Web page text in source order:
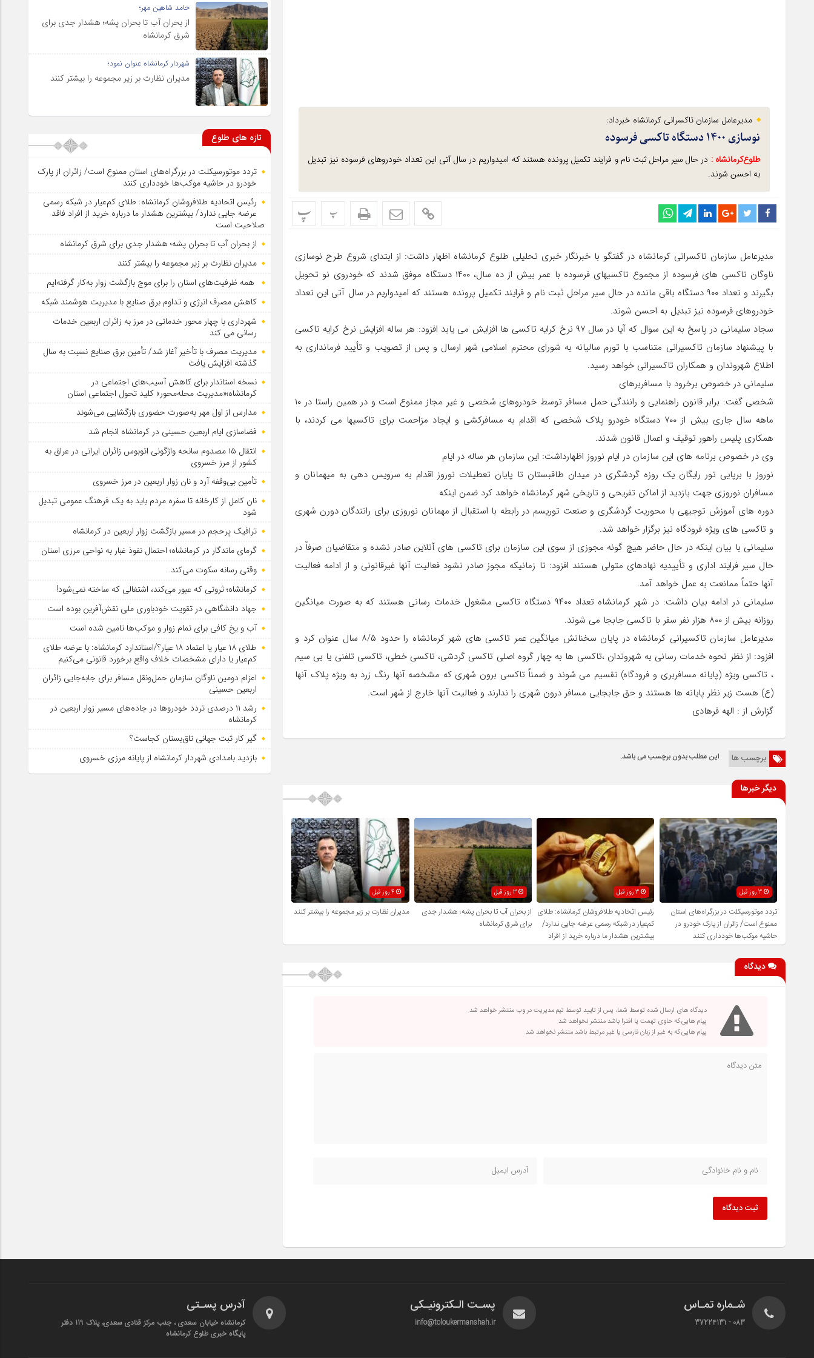
مدیرعامل سازمان تاکسرانی کرمانشاه خبرداد:
نوسازی ۱۴۰۰ دستگاه تاکسی فرسوده
طلوع‌‌کرمانشاه : در حال سیر مراحل ثبت نام و فرایند تکمیل پرونده هستند که امیدواریم در سال آتی این تعداد خودروهای فرسوده نیز تبدیل
به احسن شوند.
پ پ
مدیرعامل سازمان تاکسرانی کرمانشاه در گفتگو با خبرنگار خبری تحلیلی طلوع کرمانشاه اظهار داشت: از ابتدای شروع طرح نوسازی
ناوگان تاکسی های فرسوده از مجموع تاکسیهای فرسوده با عمر بیش از ده سال، ۱۴۰۰ دستگاه موفق شدند که خودروی نو تحویل
بگیرند و تعداد ۹۰۰ دستگاه باقی مانده در حال سیر مراحل ثبت نام و فرایند تکمیل پرونده هستند که امیدواریم در سال آتی این تعداد
خودروهای فرسوده نیز تبدیل به احسن شوند.
سجاد سلیمانی در پاسخ به این سوال که آیا در سال ۹۷ نرخ کرایه تاکسی ها افزایش می یابد افزود: هر ساله افزایش نرخ کرایه تاکسی
با پیشنهاد سازمان تاکسیرانی متناسب با تورم سالیانه به شورای محترم اسلامی شهر ارسال و پس از تصویب و تأیید فرمانداری به
اطلاع شهروندان و همکاران تاکسیرانی خواهد رسید.
سلیمانی در خصوص برخرود با مسافربرهای
شخصی گفت: برابر قانون راهنمایی و رانندگی حمل مسافر توسط خودروهای شخصی و غیر مجاز ممنوع است و در همین راستا در ۱۰
ماهه سال جاری بیش از ۷۰۰ دستگاه خودرو پلاک شخصی که اقدام به مسافرکشی و ایجاد مزاحمت برای تاکسیها می کردند، با
همکاری پلیس راهور توقیف و اعمال قانون شدند.
وی در خصوص برنامه های این سازمان در ایام نوروز اظهارداشت: این سازمان هر ساله در ایام
نوروز با برپایی تور رایگان یک روزه گردشگری در میدان طاقبستان تا پایان تعطیلات نوروز اقدام به سرویس دهی به میهمانان و
مسافران نوروزی جهت بازدید از اماکن تفریحی و تاریخی شهر کرمانشاه خواهد کرد ضمن اینکه
دوره های آموزش توجیهی با محوریت گردشگری و صنعت توریسم در رابطه با استقبال از مهمانان نوروزی برای رانندگان دورن شهری
و تاکسی های ویژه فرودگاه نیز برگزار خواهد شد.
سلیمانی با بیان اینکه در حال حاضر هیچ گونه مجوزی از سوی این سازمان برای تاکسی های آنلاین صادر نشده و متقاضیان صرفاً در
حال سیر فرایند اداری و تأییدیه نهادهای متولی هستند افزود: تا زمانیکه مجوز صادر نشود فعالیت آنها غیرقانونی و از ادامه فعالیت
آنها حتماً ممانعت به عمل خواهد آمد.
سلیمانی در ادامه بیان داشت: در شهر کرمانشاه تعداد ۹۴۰۰ دستگاه تاکسی مشغول خدمات رسانی هستند که به صورت میانگین
روزانه بیش از ۸۰۰ هزار نفر سفر با تاکسی جابجا می شوند.
مدیرعامل سازمان تاکسیرانی کرمانشاه در پایان سخنانش میانگین عمر تاکسی های شهر کرمانشاه را حدود ۸/۵ سال عنوان کرد و
افزود: از نظر نحوه خدمات رسانی به شهروندان ،تاکسی ها به چهار گروه اصلی تاکسی گردشی، تاکسی خطی، تاکسی تلفنی یا بی سیم
، تاکسی ویژه (پایانه مسافربری و فرودگاه) تقسیم می شوند و ضمناً تاکسی برون شهری که مشخصه آنها رنگ زرد به ویژه پلاک آنها
(ع) هست زیر نظر پایانه ها هستند و حق جابجایی مسافر درون شهری را ندارند و فعالیت آنها خارج از شهر است.
گزارش از : الهه فرهادی
برچسب ها این مطلب بدون برچسب می باشد.
دیگر خبرها
3 روز قبل
تردد موتورسیکلت در بزرگراه‌های استان
ممنوع است/ زائران از پارک خودرو در
حاشیه موکب‌ها خودداری کنند
3 روز قبل
رئیس اتحادیه طلافروشان کرمانشاه: طلای
کم‌عیار در شبکه رسمی عرضه جایی ندارد/
بیشترین هشدار ما درباره خرید از افراد
فاقد صلاحیت است
3 روز قبل
از بحران آب تا بحران پشه؛ هشدار جدی
برای شرق کرمانشاه
4 روز قبل
مدیران نظارت بر زیر مجموعه را بیشتر کنند
دیدگاه
دیدگاه های ارسال شده توسط شما، پس از تایید توسط تیم مدیریت در وب منتشر خواهد شد.
پیام هایی که حاوی تهمت یا افترا باشد منتشر نخواهد شد.
پیام هایی که به غیر از زبان فارسی یا غیر مرتبط باشد منتشر نخواهد شد.
ثبت دیدگاه
حامد شاهین مهر؛
از بحران آب تا بحران پشه؛ هشدار جدی برای
شرق کرمانشاه
شهردار کرمانشاه عنوان نمود؛
مدیران نظارت بر زیر مجموعه را بیشتر کنند
تازه های طلوع
تردد موتورسیکلت در بزرگراه‌های استان ممنوع است/ زائران از پارک
خودرو در حاشیه موکب‌ها خودداری کنند
رئیس اتحادیه طلافروشان کرمانشاه: طلای کم‌عیار در شبکه رسمی
عرضه جایی ندارد/ بیشترین هشدار ما درباره خرید از افراد فاقد
صلاحیت است
از بحران آب تا بحران پشه؛ هشدار جدی برای شرق کرمانشاه
مدیران نظارت بر زیر مجموعه را بیشتر کنند
همه ظرفیت‌های استان را برای موج بازگشت زوار به‌کار گرفته‌ایم
کاهش مصرف انرژی و تداوم برق صنایع با مدیریت هوشمند شبکه
شهرداری با چهار محور خدماتی در مرز به زائران اربعین خدمات
رسانی می کند
مدیریت مصرف با تأخیر آغاز شد/ تأمین برق صنایع نسبت به سال
گذشته افزایش یافت
نسخه استاندار برای کاهش آسیب‌های اجتماعی در
کرمانشاه؛«مدیریت محله‌محور» کلید تحول اجتماعی استان
مدارس از اول مهر به‌صورت حضوری بازگشایی می‌شوند
فضاسازی ایام اربعین حسینی در کرمانشاه انجام شد
انتقال ۱۵ مصدوم سانحه واژگونی اتوبوس زائران ایرانی در عراق به
کشور از مرز خسروی
تأمین بی‌وقفه آرد و نان زوار اربعین در مرز خسروی
نان کامل از کارخانه تا سفره مردم باید به یک فرهنگ عمومی تبدیل
شود
ترافیک پرحجم در مسیر بازگشت زوار اربعین در کرمانشاه
گرمای ماندگار در کرمانشاه؛ احتمال نفوذ غبار به نواحی مرزی استان
وقتی رسانه سکوت می‌کند…
کرمانشاه؛ ثروتی که عبور می‌کند، اشتغالی که ساخته نمی‌شود!
جهاد دانشگاهی در تقویت خودباوری ملی نقش‌آفرین بوده است
آب و یخ کافی برای تمام زوار و موکب‌ها تامین شده است
طلای ۱۸ عیار یا اعتماد ۱۸ عیار؟/استاندارد کرمانشاه: با عرضه طلای
کم‌عیار یا دارای مشخصات خلاف واقع برخورد قانونی می‌کنیم
اعزام دومین ناوگان سازمان حمل‌ونقل مسافر برای جابه‌جایی زائران
اربعین حسینی
رشد ۱۱ درصدی تردد خودروها در جاده‌های مسیر زوار اربعین در
کرمانشاه
گیر کار ثبت جهانی تاق‌بستان کجاست؟
بازدید بامدادی شهردار کرمانشاه از پایانه مرزی خسروی
شـماره تمـاس
083 - 37224131
پسـت الـکترونیـکی
info@toloukermanshah.ir
آدرس پسـتی
کرمانشاه خیابان سعدی ، جنب مرکز قنادی سعدی، پلاک 119 دفتر
پایگاه خبری طلوع کرمانشاه